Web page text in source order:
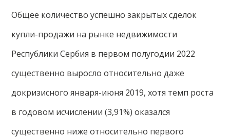
Общее количество успешно закрытых сделок
купли-продажи на рынке недвижимости
Республики Сербия в первом полугодии 2022
существенно выросло относительно даже
докризисного января-июня 2019, хотя темп роста
в годовом исчислении (3,91%) оказался
существенно ниже относительно первого